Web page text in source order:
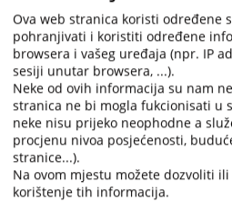
nalog u krivičnim stvarima,
posjedu nadležnih tijela države
telekomunikacija, EncroChat i drugo.
Prikazana vijest je na: Bosanski
Obavijest o
Napomena
U slučaju preuzimanja
integralnom obliku uz navođenje
Ova web stranica koristi određene
pohranjivati i koristiti određene
browsera i vašeg uređaja (npr. IP
sesiji unutar browsera, ...).
Neke od ovih informacija su nam
stranica ne bi mogla fukcionisati u
neke nisu prijeko neophodne a
procjenu nivoa posjećenosti,
stranice...).
Na ovom mjestu možete dozvoliti
korištenje tih informacija.